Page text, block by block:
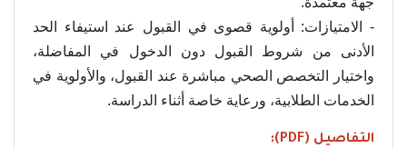
- الامتيازات: أولوية قصوى في القبول عند استيفاء الحد
الأدنى من شروط القبول دون الدخول في المفاضلة،
واختيار التخصص الصحي مباشرة عند القبول، والأولوية في
الخدمات الطلابية، ورعاية خاصة أثناء الدراسة.
التفاصيل (PDF):